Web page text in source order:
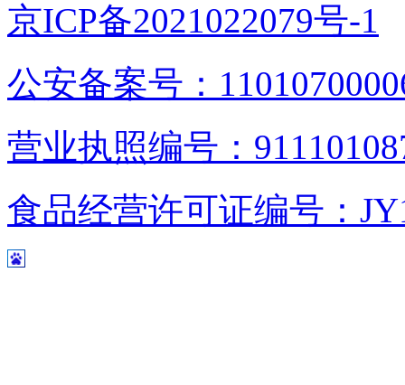
京ICP备2021022079号-1
公安备案号：
营业执照编号：
食品经营许可证编号：